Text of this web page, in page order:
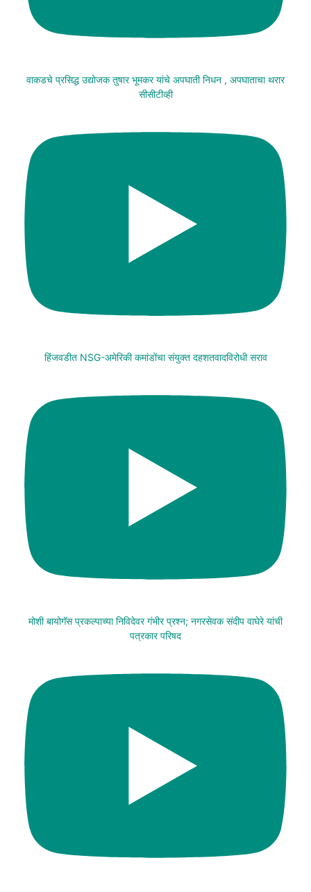
वाकडचे प्रसिद्ध उद्योजक तुषार भूमकर यांचे अपघाती निधन , अपघाताचा थरार
सीसीटीव्ही
हिंजवडीत NSG-अमेरिकी कमांडोंचा संयुक्त दहशतवादविरोधी सराव
मोशी बायोगॅस प्रकल्पाच्या निविदेवर गंभीर प्रश्न; नगरसेवक संदीप वाघेरे यांची
पत्रकार परिषद